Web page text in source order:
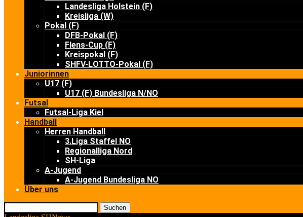
Landesliga Holstein (F)
Kreisliga (W)
Pokal (F)
DFB-Pokal (F)
Flens-Cup (F)
Kreispokal (F)
SHFV-LOTTO-Pokal (F)
Juniorinnen
U17 (F)
U17 (F) Bundesliga N/NO
Futsal
Futsal-Liga Kiel
Handball
Herren Handball
3.Liga Staffel NO
Regionalliga Nord
SH-Liga
A-Jugend
A-Jugend Bundesliga NO
Über uns
Suchen